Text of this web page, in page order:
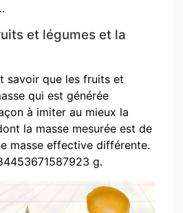
et légumes et la
savoir que les fruits et
qui est générée
à imiter au mieux la
la masse mesurée est de
masse effective différente.
g.